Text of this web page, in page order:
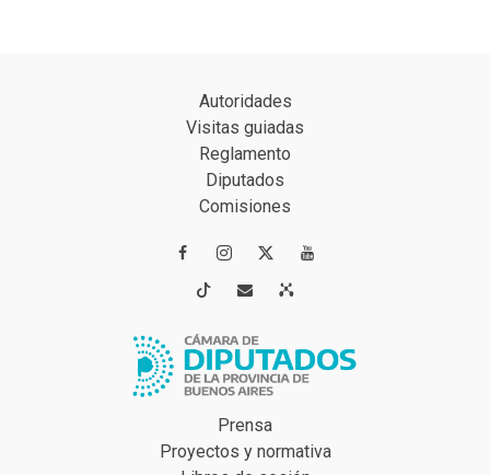
Autoridades
Visitas guiadas
Reglamento
Diputados
Comisiones
 
 
Prensa
Proyectos y normativa